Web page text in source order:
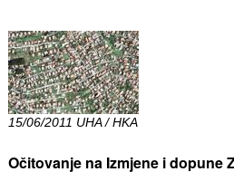
15/06/2011 UHA / HKA
Očitovanje na Izmjene i dopune